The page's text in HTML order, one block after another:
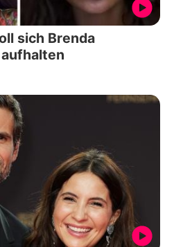
sich Brenda